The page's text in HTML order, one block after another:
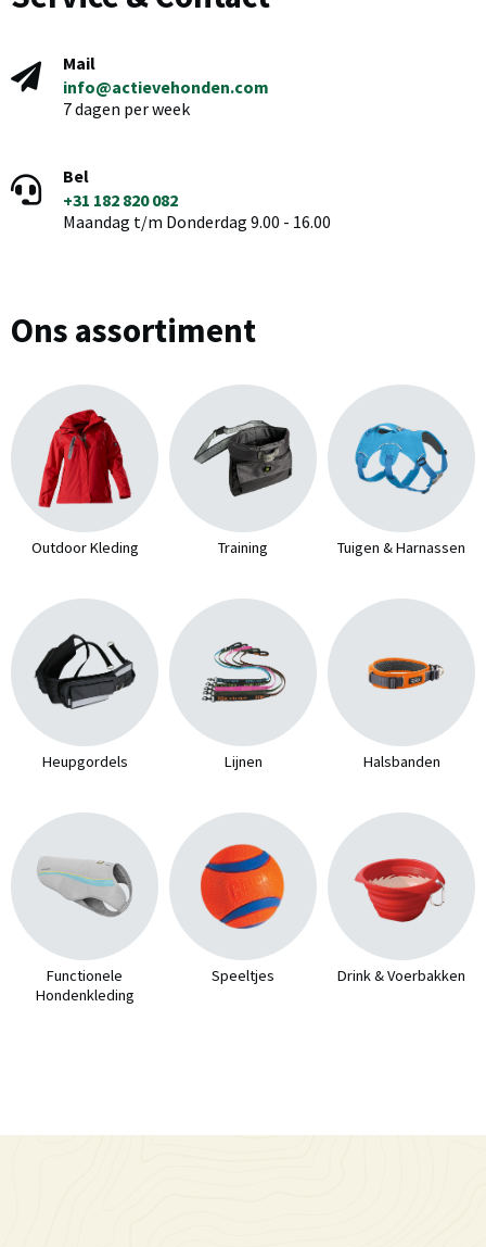
Mail
info@actievehonden.com
7 dagen per week
Bel
+31 182 820 082
Maandag t/m Donderdag 9.00 - 16.00
Ons assortiment
Outdoor Kleding Training Tuigen & Harnassen
Heupgordels Lijnen Halsbanden
Functionele
Hondenkleding
Speeltjes Drink & Voerbakken